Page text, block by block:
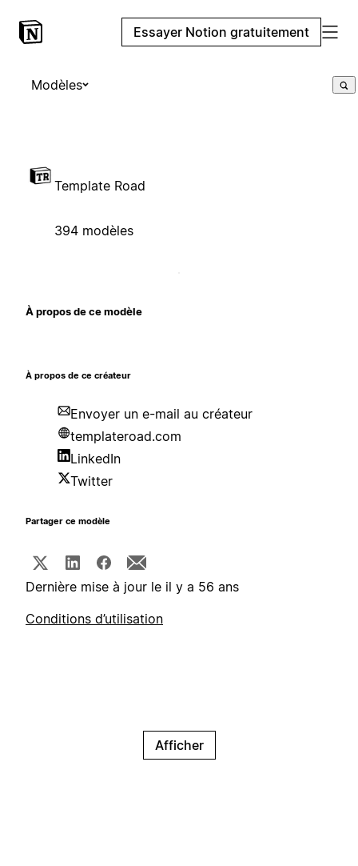
Essayer Notion gratuitement
Modèles
Template Road
394 modèles
À propos de ce modèle
À propos de ce créateur
Envoyer un e-mail au créateur
templateroad.com
LinkedIn
Twitter
Partager ce modèle
Dernière mise à jour le il y a 56 ans
Conditions d’utilisation
Afficher